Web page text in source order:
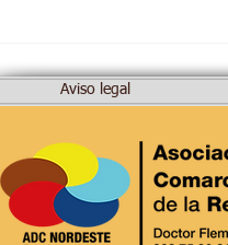
Aviso legal